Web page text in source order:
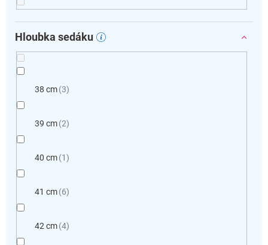
Hloubka sedáku
38 cm 3
39 cm 2
40 cm 1
41 cm 6
42 cm 4